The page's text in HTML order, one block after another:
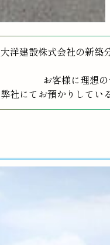
大洋建設株式会社の新築
お客様に理想
弊社にてお預かりしてい